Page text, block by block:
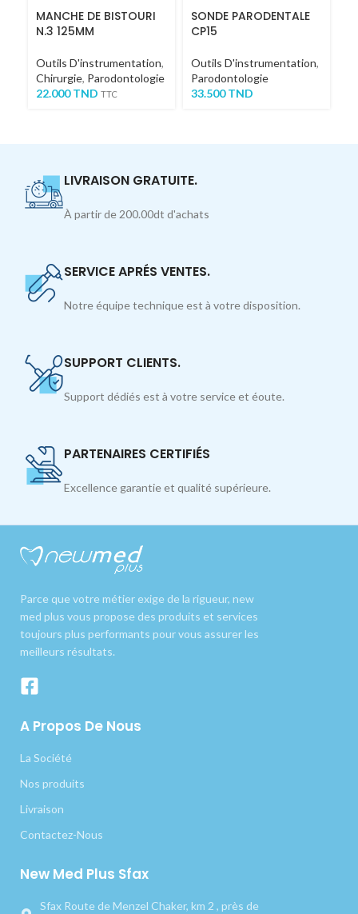
MANCHE DE BISTOURI
N.3 125MM
Outils D'instrumentation,
Chirurgie, Parodontologie
22.000TND TTC
SONDE PARODENTALE
CP15
Outils D'instrumentation,
Parodontologie
33.500TND
LIVRAISON GRATUITE.
À partir de 200.00dt d'achats
SERVICE APRÉS VENTES.
Notre équipe technique est à votre disposition.
SUPPORT CLIENTS.
Support dédiés est à votre service et éoute.
PARTENAIRES CERTIFIÉS
Excellence garantie et qualité supérieure.
Parce que votre métier exige de la rigueur, new
med plus vous propose des produits et services
toujours plus performants pour vous assurer les
meilleurs résultats.
A Propos De Nous
La Société
Nos produits
Livraison
Contactez-Nous
New Med Plus Sfax
Sfax Route de Menzel Chaker, km 2 , près de